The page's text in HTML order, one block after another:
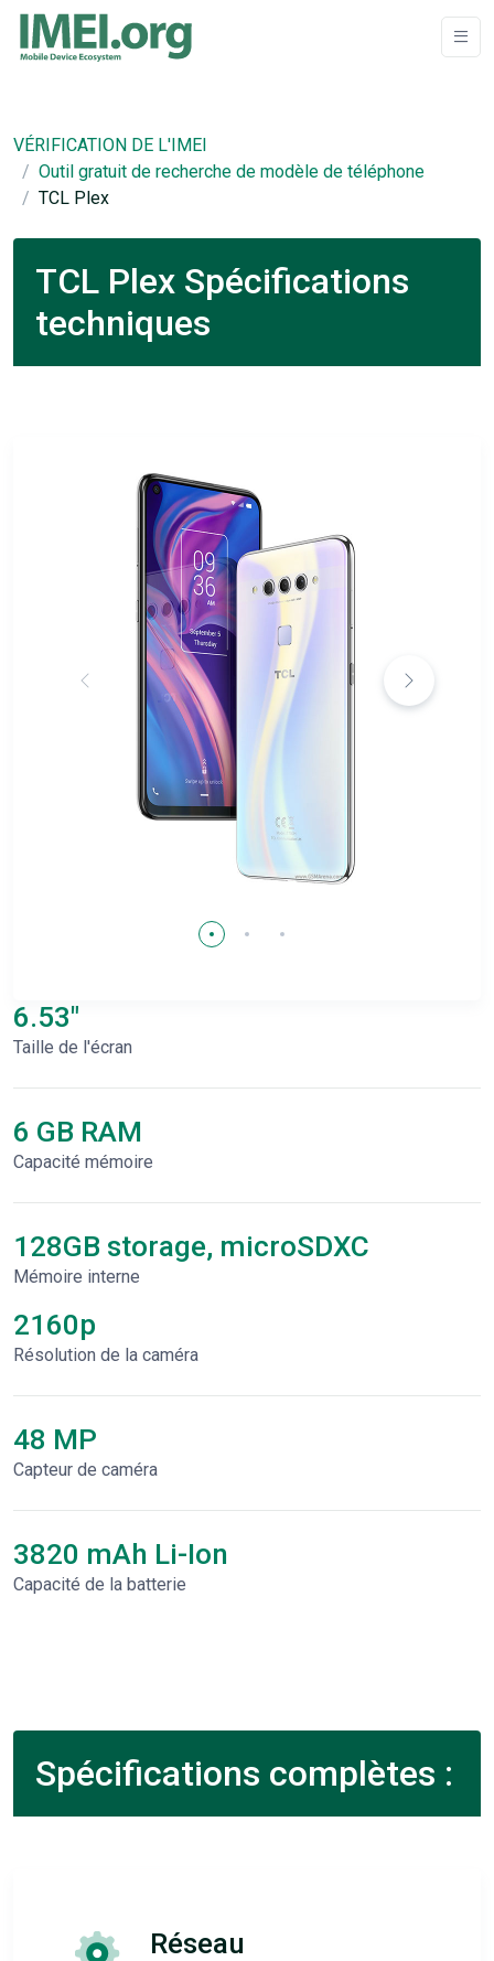
VÉRIFICATION DE L'IMEI
Outil gratuit de recherche de modèle de téléphone
TCL Plex
TCL Plex Spécifications
techniques
6.53"
Taille de l'écran
6 GB RAM
Capacité mémoire
128GB storage, microSDXC
Mémoire interne
2160p
Résolution de la caméra
48 MP
Capteur de caméra
3820 mAh Li-Ion
Capacité de la batterie
Spécifications complètes :
Réseau